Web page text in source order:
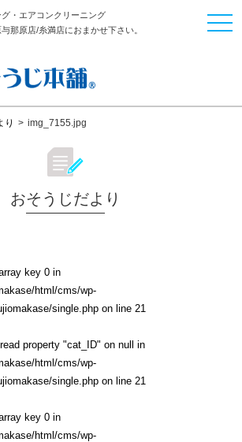
・エアコンクリーニング
那原店/糸満店におまかせ下さい。
り > img_7155.jpg
おそうじだより
key 0 in
html/cms/wp-
single.php on line 21
property "cat_ID" on null in
html/cms/wp-
single.php on line 21
key 0 in
html/cms/wp-